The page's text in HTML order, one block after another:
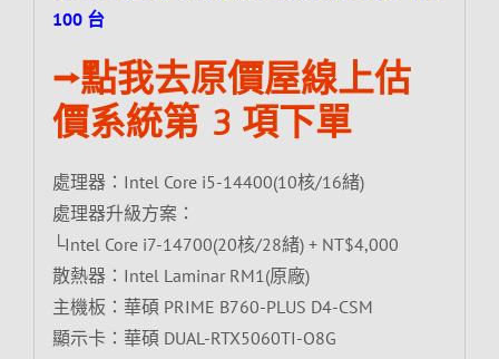
100 台
⭢點我去原價屋線上估
價系統第 3 項下單
處理器：Intel Core i5-14400(10核/16緒)
處理器升級方案：
└Intel Core i7-14700(20核/28緒) + NT$4,000
散熱器：Intel Laminar RM1(原廠)
主機板：華碩 PRIME B760-PLUS D4-CSM
顯示卡：華碩 DUAL-RTX5060TI-O8G